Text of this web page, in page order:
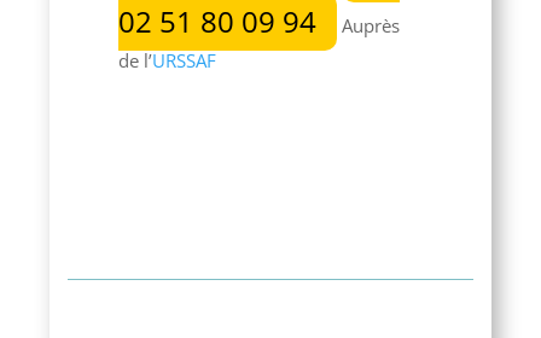
02 51 80 09 94
Auprès
de l’URSSAF